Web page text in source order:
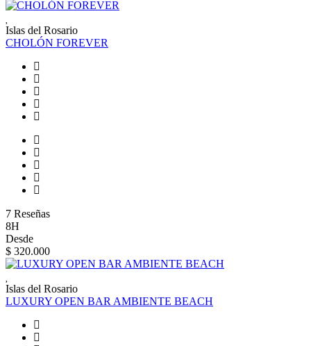
Islas del Rosario
CHOLÓN FOREVER
7 Reseñas
8H
Desde
$ 320.000
Islas del Rosario
LUXURY OPEN BAR AMBIENTE BEACH